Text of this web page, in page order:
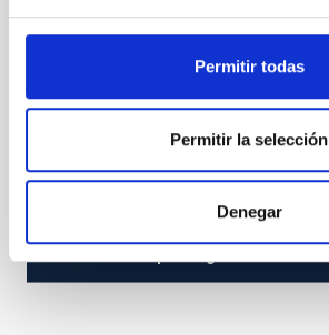
Permitir todas
Permitir la selección
Denegar